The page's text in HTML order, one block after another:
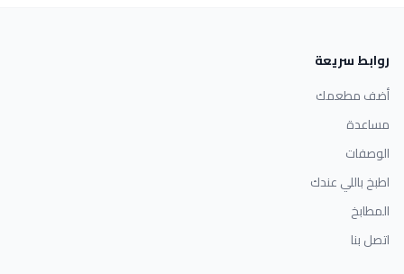
روابط سريعة
أضف مطعمك
مساعدة
الوصفات
اطبخ باللي عندك
المطابخ
اتصل بنا